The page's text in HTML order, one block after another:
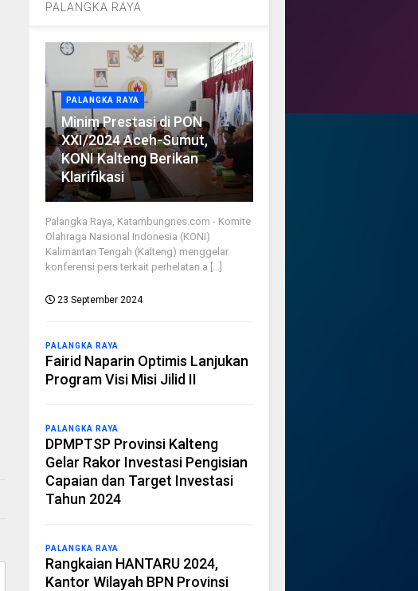
PALANGKA RAYA
PALANGKA RAYA
Minim Prestasi di PON
XXI/2024 Aceh-Sumut,
KONI Kalteng Berikan
Klarifikasi
Palangka Raya, Katambungnes.com - Komite
Olahraga Nasional Indonesia (KONI)
Kalimantan Tengah (Kalteng) menggelar
konferensi pers terkait perhelatan a [...]
23 September 2024
PALANGKA RAYA
Fairid Naparin Optimis Lanjukan
Program Visi Misi Jilid II
PALANGKA RAYA
DPMPTSP Provinsi Kalteng
Gelar Rakor Investasi Pengisian
Capaian dan Target Investasi
Tahun 2024
PALANGKA RAYA
Rangkaian HANTARU 2024,
Kantor Wilayah BPN Provinsi